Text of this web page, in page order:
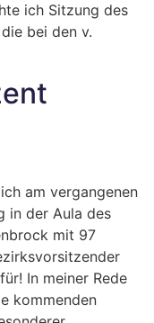
ich Sitzung des
bei den v.
am vergangenen
in der Aula des
mit 97
In meiner Rede
kommenden